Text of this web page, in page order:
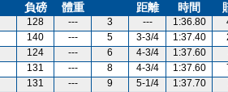
負磅
體重
距離
時間
128 --- 3 --- 1:36.80
140 --- 5 3-3/4 1:37.40
124 --- 6 4-3/4 1:37.60
131 --- 8 4-3/4 1:37.60
131 --- 9 5-1/4 1:37.70